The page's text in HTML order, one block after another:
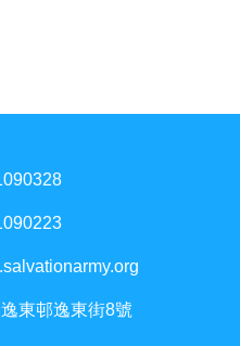
東邨逸東街8號